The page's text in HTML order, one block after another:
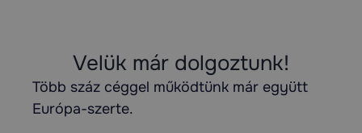
Velük már dolgoztunk!
Több száz céggel működtünk már együtt
Európa-szerte.